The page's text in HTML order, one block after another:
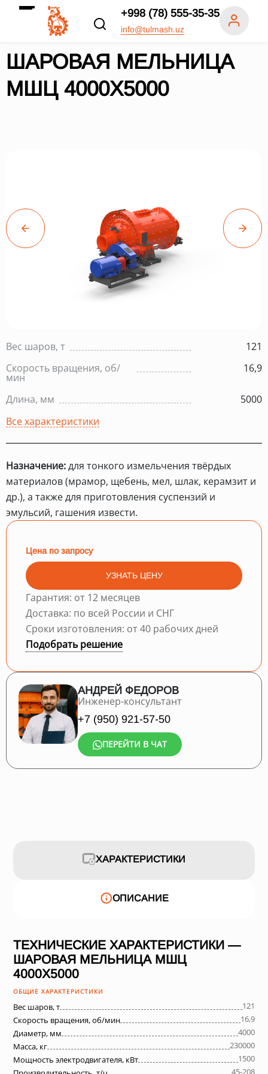
+998 (78) 555-35-35
info@tulmash.uz
ШАРОВАЯ МЕЛЬНИЦА
МШЦ 4000Х5000
Вес шаров, т
121
Скорость вращения, об/
мин
16,9
Длина, мм
5000
Все характеристики
Назначение:для тонкого измельчения твёрдых
материалов (мрамор, щебень, мел, шлак, керамзит и
др.), а также для приготовления суспензий и
эмульсий, гашения извести.
Цена по запросу
УЗНАТЬ ЦЕНУ
Гарантия: от 12 месяцев
Доставка: по всей России и СНГ
Сроки изготовления: от 40 рабочих дней
Подобрать решение
АНДРЕЙ ФЕДОРОВ
Инженер-консультант
+7 (950) 921-57-50
ПЕРЕЙТИ В ЧАТ
ХАРАКТЕРИСТИКИ
ОПИСАНИЕ
ТЕХНИЧЕСКИЕ ХАРАКТЕРИСТИКИ —
ШАРОВАЯ МЕЛЬНИЦА МШЦ
4000Х5000
ОБЩИЕ ХАРАКТЕРИСТИКИ
Вес шаров, т
121
Скорость вращения, об/мин
16,9
Диаметр, мм
4000
Масса, кг
230000
Мощность электродвигателя, кВт
1500
45-208